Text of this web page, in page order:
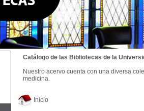
Inicio
Catálogo de las Bibliotecas de la
Nuestro acervo cuenta con una diversa
medicina.